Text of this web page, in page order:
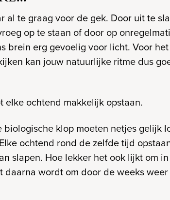
al te graag voor de gek. Door uit te
op te staan of door op
brein erg gevoelig voor licht. Voor
kan jouw natuurlijke ritme dus
elke ochtend makkelijk opstaan.
klop moeten netjes gelijk
ochtend rond de zelfde tijd
slapen. Hoe lekker het ook lijkt om
daarna wordt om door de weeks